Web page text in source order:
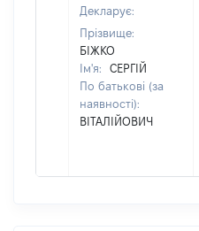
Декларує:
Прізвище:
БІЖКО
Ім'я:
СЕРГІЙ
По батькові (за
наявності):
ВІТАЛІЙОВИЧ